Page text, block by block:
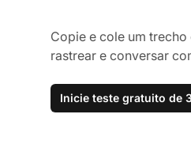
Copie e cole um
rastrear e conversar
Inicie teste gratuito de